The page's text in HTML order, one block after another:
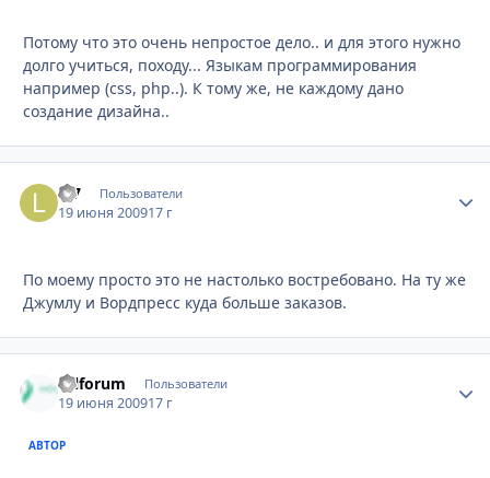
Потому что это очень непростое дело.. и для этого нужно
долго учиться, походу... Языкам программирования
например (css, php..). К тому же, не каждому дано
создание дизайна..
L-7 Пользователи
19 июня 200917 г
По моему просто это не настолько востребовано. На ту же
Джумлу и Вордпресс куда больше заказов.
Oilforum Пользователи
19 июня 200917 г
АВТОР